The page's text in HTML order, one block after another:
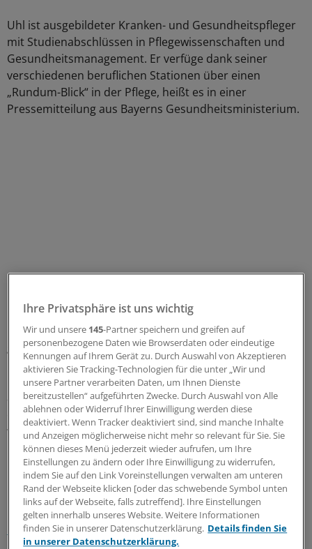
Uhl ist ausgebildeter Kranken- und Gesundheitspfleger
mit Studienabschlüssen in Pflegewissenschaften und
Gesundheitsmanagement. Er verfüge dank seiner
verschiedenen beruflichen Stationen über einen
„Rundum-Blick“ in der Pflege, heißt es in einer
Pressemitteilung aus Bayerns Gesundheitsministerium.
Das Amt mit rund 160 Beschäftigten wurde 2018
gegründet und ist als eigenständige wissenschaftliche
Fachbehörde für die Organisation und Umsetzung vieler
Förderverfahren zuständig. Als jüngstes Projekt startete
am LfP das „Pflege-SOS-Bayern“ – eine Anlaufstelle, an
die sich Betroffene bei Missständen in Pflegeheimen
wenden können.(mic)
0
Schlagworte:
Bayern Pflege Pflegekräfte
Ihre Privatsphäre ist uns wichtig
Wir und unsere 145-Partner speichern und greifen auf
personenbezogene Daten wie Browserdaten oder eindeutige
Kennungen auf Ihrem Gerät zu. Durch Auswahl von Akzeptieren
aktivieren Sie Tracking-Technologien für die unter „Wir und
unsere Partner verarbeiten Daten, um Ihnen Dienste
bereitzustellen“ aufgeführten Zwecke. Durch Auswahl von Alle
ablehnen oder Widerruf Ihrer Einwilligung werden diese
deaktiviert. Wenn Tracker deaktiviert sind, sind manche Inhalte
und Anzeigen möglicherweise nicht mehr so relevant für Sie. Sie
können dieses Menü jederzeit wieder aufrufen, um Ihre
Einstellungen zu ändern oder Ihre Einwilligung zu widerrufen,
indem Sie auf den Link Voreinstellungen verwalten am unteren
Rand der Webseite klicken [oder das schwebende Symbol unten
links auf der Webseite, falls zutreffend]. Ihre Einstellungen
gelten innerhalb unseres Website. Weitere Informationen
finden Sie in unserer Datenschutzerklärung. Details finden Sie
in unserer Datenschutzerklärung.